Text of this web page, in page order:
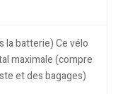
la batterie) Ce vélo
maximale (compre
et des bagages)